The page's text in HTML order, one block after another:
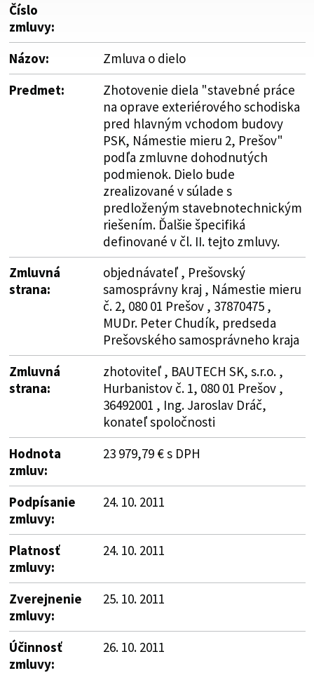
Číslo
zmluvy:
Názov:
Zmluva o dielo
Predmet:
Zhotovenie diela "stavebné práce
na oprave exteriérového schodiska
pred hlavným vchodom budovy
PSK, Námestie mieru 2, Prešov"
podľa zmluvne dohodnutých
podmienok. Dielo bude
zrealizované v súlade s
predloženým stavebnotechnickým
riešením. Ďalšie špecifiká
definované v čl. II. tejto zmluvy.
Zmluvná
strana:
objednávateľ , Prešovský
samosprávny kraj , Námestie mieru
č. 2, 080 01 Prešov , 37870475 ,
MUDr. Peter Chudík, predseda
Prešovského samosprávneho kraja
Zmluvná
strana:
zhotoviteľ , BAUTECH SK, s.r.o. ,
Hurbanistov č. 1, 080 01 Prešov ,
36492001 , Ing. Jaroslav Dráč,
konateľ spoločnosti
Hodnota
zmluv:
23 979,79 € s DPH
Podpísanie
zmluvy:
24. 10. 2011
Platnosť
zmluvy:
24. 10. 2011
Zverejnenie
zmluvy:
25. 10. 2011
Účinnosť
zmluvy:
26. 10. 2011